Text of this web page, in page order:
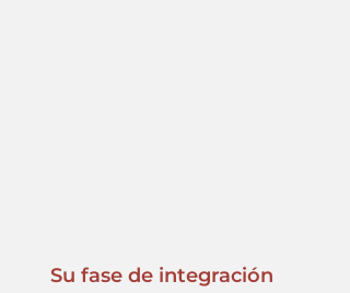
Su fase de integración